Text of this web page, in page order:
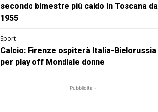
secondo bimestre più caldo in Toscana dal
1955
Sport
Calcio: Firenze ospiterà Italia-Bielorussia
per play off Mondiale donne
- Pubblicità -